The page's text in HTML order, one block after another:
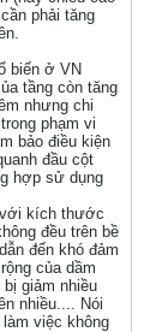
phải tăng
biến ở VN
tầng còn tăng
nhưng chi
phạm vi
bảo điều kiện
đầu cột
hợp sử dụng
với kích thước
đều trên bề
đến khó đảm
của dầm
giảm nhiều
nhiều.... Nói
việc không